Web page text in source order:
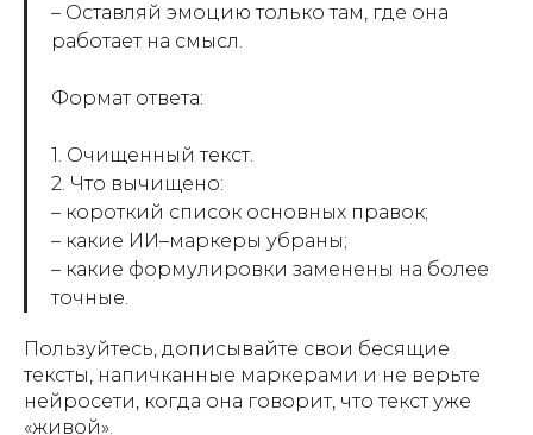
– Оставляй эмоцию только там, где она
работает на смысл.
Формат ответа:
1. Очищенный текст.
2. Что вычищено:
– короткий список основных правок;
– какие ИИ–маркеры убраны;
– какие формулировки заменены на более
точные.
Пользуйтесь, дописывайте свои бесящие
тексты, напичканные маркерами и не верьте
нейросети, когда она говорит, что текст уже
«живой».